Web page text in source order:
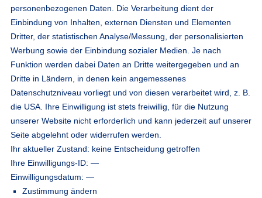
personenbezogenen Daten. Die Verarbeitung dient der
Einbindung von Inhalten, externen Diensten und Elementen
Dritter, der statistischen Analyse/Messung, der personalisierten
Werbung sowie der Einbindung sozialer Medien. Je nach
Funktion werden dabei Daten an Dritte weitergegeben und an
Dritte in Ländern, in denen kein angemessenes
Datenschutzniveau vorliegt und von diesen verarbeitet wird, z. B.
die USA. Ihre Einwilligung ist stets freiwillig, für die Nutzung
unserer Website nicht erforderlich und kann jederzeit auf unserer
Seite abgelehnt oder widerrufen werden.
Ihr aktueller Zustand: keine Entscheidung getroffen
Ihre Einwilligungs-ID: —
Einwilligungsdatum: —
Zustimmung ändern